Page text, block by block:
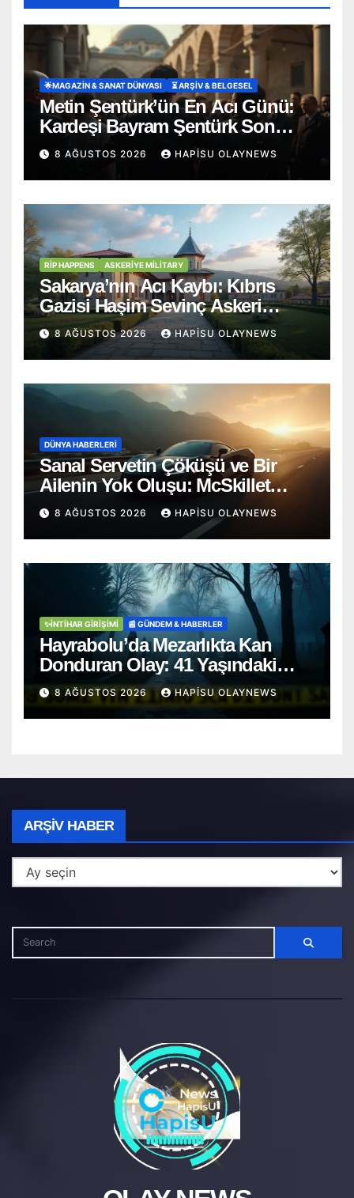
🌟MAGAZIN & SANAT DÜNYASI ⏳ ARŞİV & BELGESEL
Metin Şentürk’ün En Acı Günü:
Kardeşi Bayram Şentürk Son
Yolculuğuna Uğurlandı
8 AĞUSTOS 2026 HAPISU OLAYNEWS
RİP HAPPENS ASKERIYE MILITARY
Sakarya’nın Acı Kaybı: Kıbrıs
Gazisi Haşim Sevinç Askeri
Törenle Ebediyete Uğurlandı
8 AĞUSTOS 2026 HAPISU OLAYNEWS
DÜNYA HABERLERI
Sanal Servetin Çöküşü ve Bir
Ailenin Yok Oluşu: McSkillet
Trajedisi
8 AĞUSTOS 2026 HAPISU OLAYNEWS
✨İNTIHAR GIRIŞIMI 📰 GÜNDEM & HABERLER
Hayrabolu’da Mezarlıkta Kan
Donduran Olay: 41 Yaşındaki
Şahıs Ağaca Asılı Bulundu
8 AĞUSTOS 2026 HAPISU OLAYNEWS
ARŞIV HABER
Haber